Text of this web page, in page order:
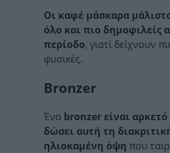
Οι καφέ μάσκαρα
όλο και πιο δημοφιλείς
περίοδο, γιατί δείχνουν
φυσικές.
Bronzer
Ένα bronzer είναι αρκετό
δώσει αυτή τη
ηλιοκαμένη όψη που